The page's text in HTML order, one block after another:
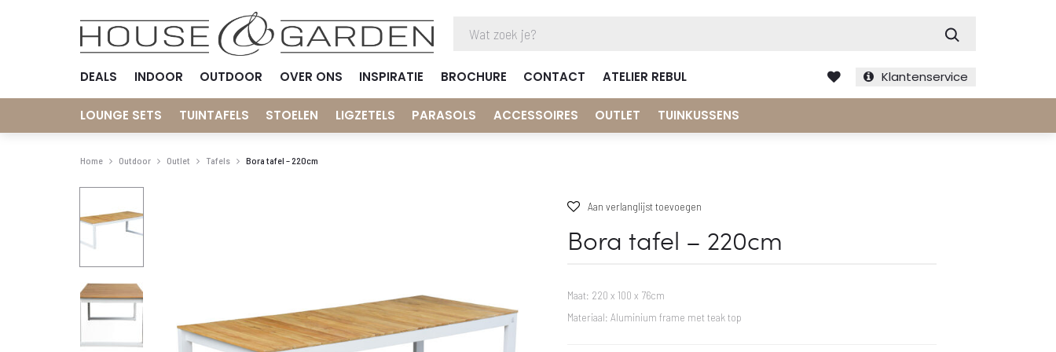
DEALS INDOOR OUTDOOR OVER ONS INSPIRATIE BROCHURE CONTACT ATELIER REBUL Klantenservice
LOUNGE SETS TUINTAFELS STOELEN LIGZETELS PARASOLS ACCESSOIRES OUTLET TUINKUSSENS
Home Outdoor Outlet Tafels Bora tafel – 220cm
Aan verlanglijst toevoegen
Bora tafel – 220cm
Maat: 220 x 100 x 76cm
Materiaal: Aluminium frame met teak top